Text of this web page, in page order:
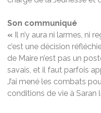
Son communiqué
« Il n’y aura ni larmes, ni
c’est une décision
de Maire n’est pas un
savais, et il faut parfois
J’ai mené les combats
conditions de vie à Saran